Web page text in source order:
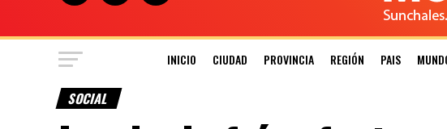
INICIO CIUDAD PROVINCIA REGIÓN PAIS
SOCIAL